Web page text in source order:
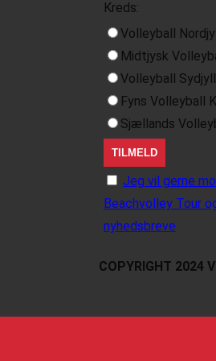
Kreds:
Volleyball
Midtjysk
Volleyball
Fyns Volleyball
Sjællands
Jeg vil gerne
Beachvolley Tour
nyhedsbreve
COPYRIGHT 2024